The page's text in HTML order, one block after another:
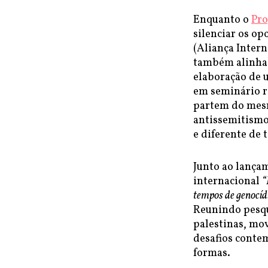
Enquanto o
silenciar os
(Aliança
também
elaboração de
em seminário
partem do
e diferente de
Junto ao
internacional
tempos de
Reunindo
palestinas,
desafios
formas.